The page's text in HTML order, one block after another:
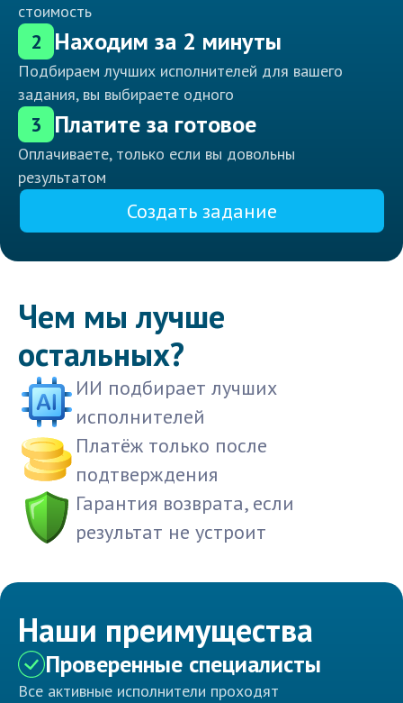
стоимость
2 Находим за 2 минуты
Подбираем лучших исполнителей для вашего
задания, вы выбираете одного
3 Платите за готовое
Оплачиваете, только если вы довольны
результатом
Создать задание
Чем мы лучше
остальных?
ИИ подбирает лучших
исполнителей
Платёж только после
подтверждения
Гарантия возврата, если
результат не устроит
Наши преимущества
Проверенные специалисты
Все активные исполнители проходят